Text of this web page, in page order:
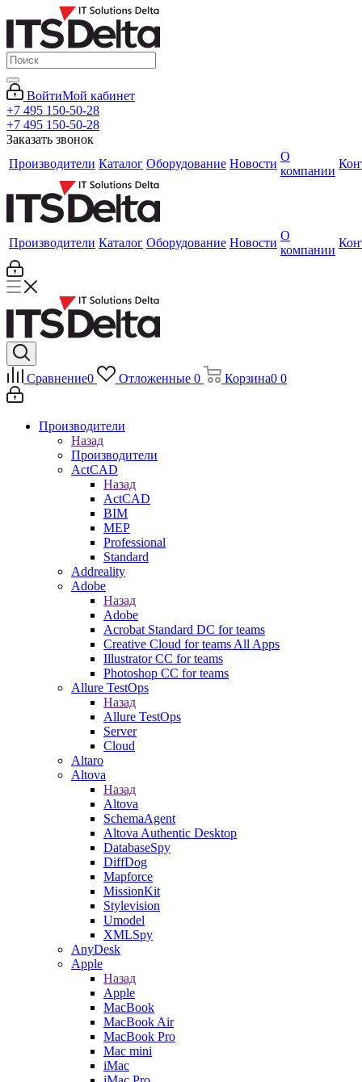
ВойтиМой кабинет
+7 495 150-50-28
+7 495 150-50-28
Заказать звонок
Производители Каталог Оборудование Новости
О
компании
Производители Каталог Оборудование Новости
О
компании
Сравнение0 Отложенные 0 Корзина0 0
Производители
Назад
Производители
ActCAD
Назад
ActCAD
BIM
MEP
Professional
Standard
Addreality
Adobe
Назад
Adobe
Acrobat Standard DC for teams
Creative Cloud for teams All Apps
Illustrator CC for teams
Photoshop CC for teams
Allure TestOps
Назад
Allure TestOps
Server
Cloud
Altaro
Altova
Назад
Altova
SchemaAgent
Altova Authentic Desktop
DatabaseSpy
DiffDog
Mapforce
MissionKit
Stylevision
Umodel
XMLSpy
AnyDesk
Apple
Назад
Apple
MacBook
MacBook Air
MacBook Pro
Mac mini
iMac